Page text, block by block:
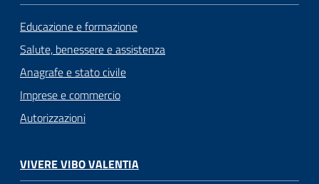
Educazione e formazione
Salute, benessere e assistenza
Anagrafe e stato civile
Imprese e commercio
Autorizzazioni
VIVERE VIBO VALENTIA